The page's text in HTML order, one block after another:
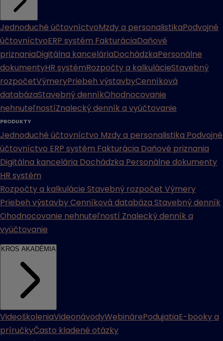
Jednoduché účtovníctvoMzdy a personalistikaPodvojné
účtovníctvoERP systém FakturáciaDaňové
priznaniaDigitálna kanceláriaDochádzkaPersonálne
dokumentyHR systémRozpočty a kalkulácieStavebný
rozpočetVýmeryPriebeh výstavbyCenníková
databázaStavebný denníkOhodnocovanie
nehnuteľnostíZnalecký denník a vyúčtovanie
PRODUKTY
Jednoduché účtovníctvo Mzdy a personalistika Podvojné
účtovníctvo ERP systém Fakturácia Daňové priznania
Digitálna kancelária Dochádzka Personálne dokumenty
HR systém
Rozpočty a kalkulácie Stavebný rozpočet Výmery
Priebeh výstavbyCenníková databáza Stavebný denník
Ohodnocovanie nehnuteľností Znalecký denník a
vyúčtovanie
KROS AKADÉMIA
VideoškoleniaVideonávodyWebinárePodujatiaE-booky a
príručkyČasto kladené otázky